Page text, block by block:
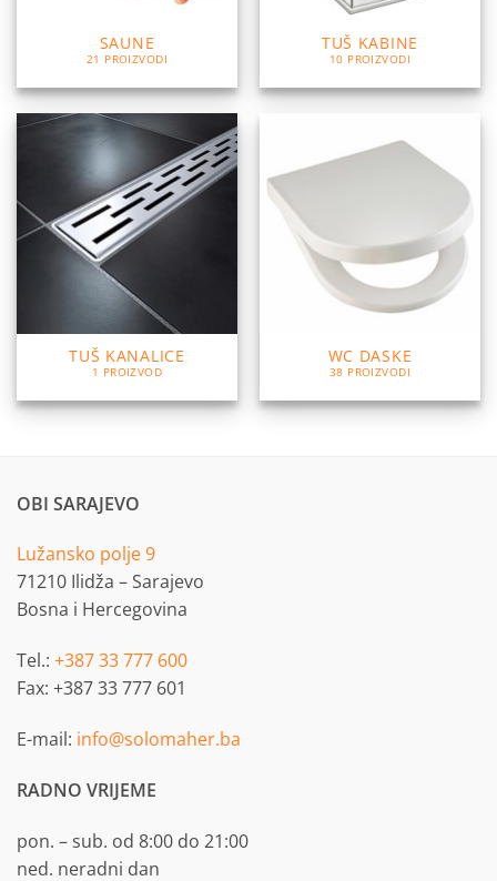
SAUNE
21 PROIZVODI
TUŠ KABINE
10 PROIZVODI
TUŠ KANALICE
1 PROIZVOD
WC DASKE
38 PROIZVODI
OBI SARAJEVO
Lužansko polje 9
71210 Ilidža – Sarajevo
Bosna i Hercegovina
Tel.: +387 33 777 600
Fax: +387 33 777 601
E-mail: info@solomaher.ba
RADNO VRIJEME
pon. – sub. od 8:00 do 21:00
ned. neradni dan